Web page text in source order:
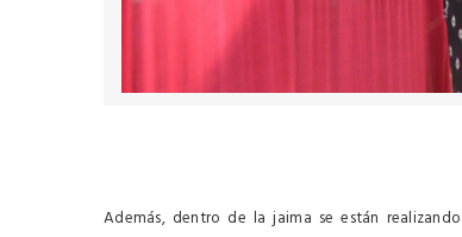
Además, dentro de la jaima se están realizando